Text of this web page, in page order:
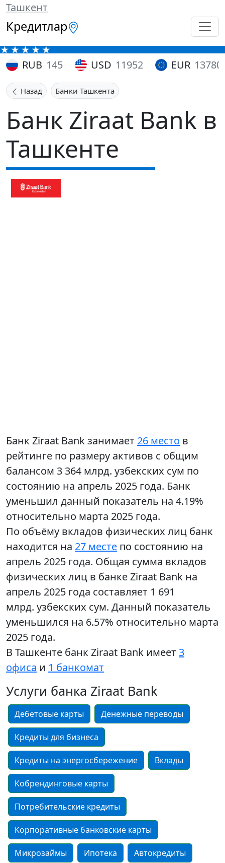
Ташкент
Кредитлар
RUB 145 USD 11952 EUR 13780
Назад Банки Ташкента
Банк Ziraat Bank в
Ташкенте
Банк Ziraat Bank занимает 26 место в
рейтинге по размеру активов с общим
балансом 3 364 млрд. узбекских сум по
состоянию на апрель 2025 года. Банк
уменьшил данный показатель на 4.19%
относительно марта 2025 года.
По объёму вкладов физических лиц банк
находится на 27 месте по состоянию на
апрель 2025 года. Общая сумма вкладов
физических лиц в банке Ziraat Bank на
апрель 2025 года составляет 1 691
млрд. узбекских сум. Данный показатель
уменьшился на 6.57% относительно марта
2025 года.
В Ташкенте банк Ziraat Bank имеет 3
офиса и 1 банкомат
Услуги банка Ziraat Bank
Дебетовые карты Денежные переводы
Кредиты для бизнеса
Кредиты на энергосбережение Вклады
Кобрендинговые карты
Потребительские кредиты
Корпоративные банковские карты
Микрозаймы Ипотека Автокредиты